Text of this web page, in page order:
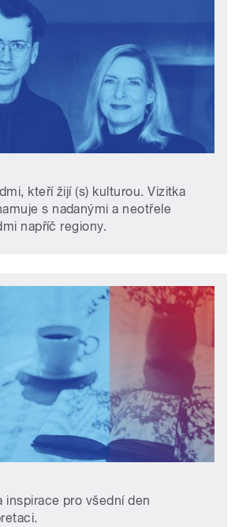
kteří žijí (s) kulturou. Vizitka
s nadanými a neotřele
napříč regiony.
inspirace pro všední den